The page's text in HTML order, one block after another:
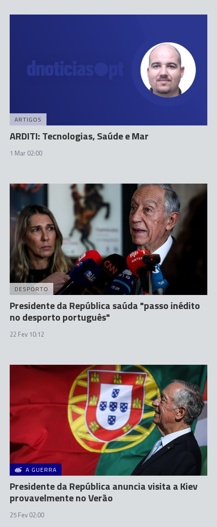
ARTIGOS
ARDITI: Tecnologias, Saúde e Mar
1 Mar 02:00
DESPORTO
Presidente da República saúda "passo inédito
no desporto português"
22 Fev 10:12
A GUERRA
Presidente da República anuncia visita a Kiev
provavelmente no Verão
25 Fev 02:00